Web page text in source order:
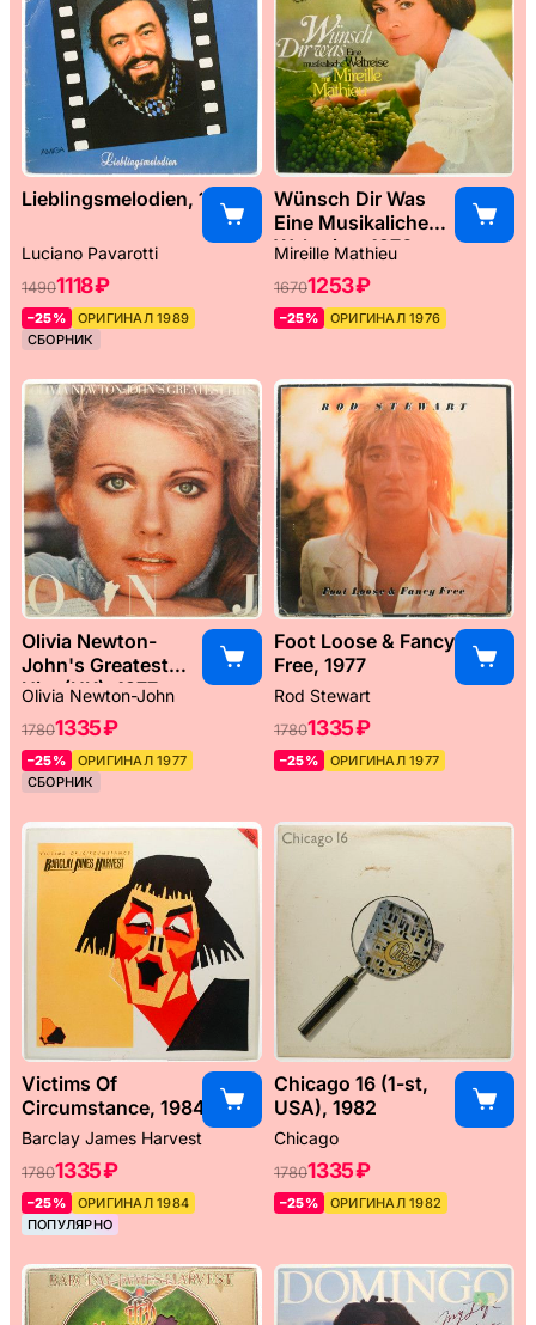
Lieblingsmelodien, 1989
Luciano Pavarotti
14901118 ₽
–25%
ОРИГИНАЛ 1989
СБОРНИК
Wünsch Dir Was
Eine Musikaliche
Weltreise, 1976
Mireille Mathieu
16701253 ₽
–25% ОРИГИНАЛ 1976
Olivia Newton-
John's Greatest
Hits (UK), 1977
Olivia Newton-John
17801335 ₽
–25%
ОРИГИНАЛ 1977
СБОРНИК
Foot Loose & Fancy
Free, 1977
Rod Stewart
17801335 ₽
–25% ОРИГИНАЛ 1977
Victims Of
Circumstance, 1984
Barclay James Harvest
17801335 ₽
–25%
ОРИГИНАЛ 1984
ПОПУЛЯРНО
Chicago 16 (1-st,
USA), 1982
Chicago
17801335 ₽
–25% ОРИГИНАЛ 1982